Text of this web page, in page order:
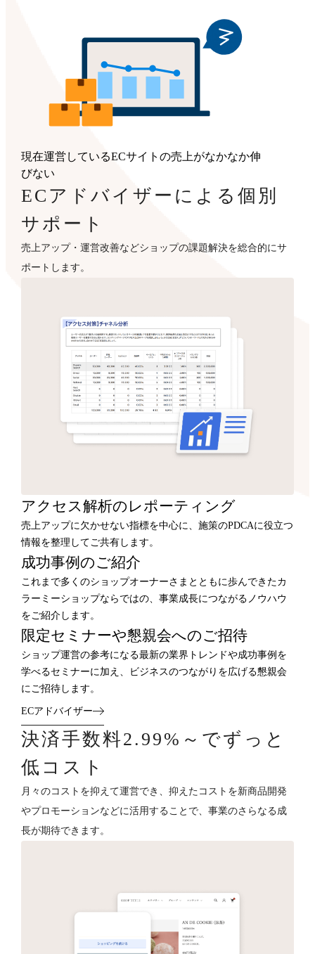
現在運営しているECサイトの売上がなかなか伸
びない
ECアドバイザーによる個別
サポート
売上アップ・運営改善などショップの課題解決を総合的にサ
ポートします。
アクセス解析のレポーティング
売上アップに欠かせない指標を中心に、施策のPDCAに役立つ
情報を整理してご共有します。
成功事例のご紹介
これまで多くのショップオーナーさまとともに歩んできたカ
ラーミーショップならではの、事業成長につながるノウハウ
をご紹介します。
限定セミナーや懇親会へのご招待
ショップ運営の参考になる最新の業界トレンドや成功事例を
学べるセミナーに加え、ビジネスのつながりを広げる懇親会
にご招待します。
ECアドバイザー
決済手数料2.99%～でずっと
低コスト
月々のコストを抑えて運営でき、抑えたコストを新商品開発
やプロモーションなどに活用することで、事業のさらなる成
長が期待できます。